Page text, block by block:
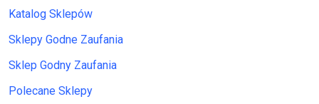
Katalog Sklepów
Sklepy Godne Zaufania
Sklep Godny Zaufania
Polecane Sklepy